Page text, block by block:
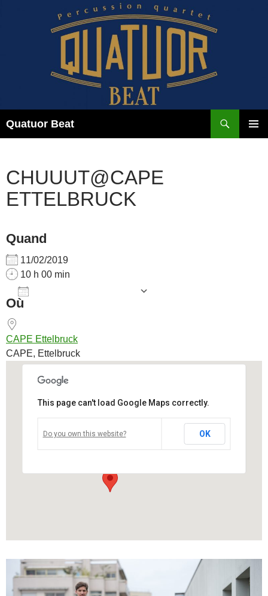
Quatuor Beat
CHUUUT@CAPE
ETTELBRUCK
Quand
11/02/2019
10 h 00 min
Où
CAPE Ettelbruck
CAPE, Ettelbruck
Voir Évènements
This page can't load Google Maps correctly.
Do you own this website? OK